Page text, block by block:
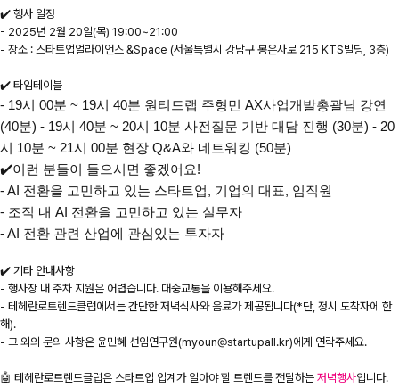
✔️ 행사 일정
- 2025년 2월 20일(목) 19:00~21:00
- 장소 : 스타트업얼라이언스 &Space (서울특별시 강남구 봉은사로 215 KTS빌딩, 3층)
✔️ 타임테이블
- 19시 00분 ~ 19시 40분 원티드랩 주형민 AX사업개발총괄님 강연
(40분) - 19시 40분 ~ 20시 10분 사전질문 기반 대담 진행 (30분) - 20
시 10분 ~ 21시 00분 현장 Q&A와 네트워킹 (50분)
✔️이런 분들이 들으시면 좋겠어요!
- AI 전환을 고민하고 있는 스타트업, 기업의 대표, 임직원
- 조직 내 AI 전환을 고민하고 있는 실무자
- AI 전환 관련 산업에 관심있는 투자자
✔️ 기타 안내사항
- 행사장 내 주차 지원은 어렵습니다. 대중교통을 이용해주세요.
- 테헤란로트렌드클럽에서는 간단한 저녁식사와 음료가 제공됩니다(*단, 정시 도착자에 한
해).
- 그 외의 문의 사항은 윤민혜 선임연구원(myoun@startupall.kr)에게 연락주세요.
🤖 테헤란로트렌드클럽은 스타트업 업계가 알아야 할 트렌드를 전달하는 저녁행사입니다.